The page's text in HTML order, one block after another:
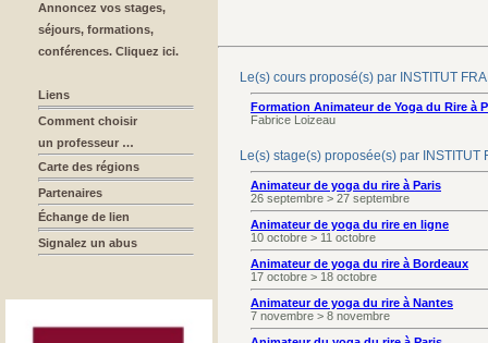
Annoncez vos stages,
séjours, formations,
conférences. Cliquez ici.
Liens
Comment choisir
un professeur …
Carte des régions
Partenaires
Échange de lien
Signalez un abus
Le(s) cours proposé(s) par INSTITUT
Formation Animateur de Yoga du Rire à
Fabrice Loizeau
Le(s) stage(s) proposée(s) par INSTITUT
Animateur de yoga du rire à Paris
26 septembre > 27 septembre
Animateur de yoga du rire en ligne
10 octobre > 11 octobre
Animateur de yoga du rire à Bordeaux
17 octobre > 18 octobre
Animateur de yoga du rire à Nantes
7 novembre > 8 novembre